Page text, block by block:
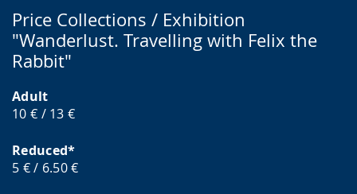
Price Collections / Exhibition
"Wanderlust. Travelling with Felix the
Rabbit"
Adult
10 € / 13 €
Reduced*
5 € / 6.50 €